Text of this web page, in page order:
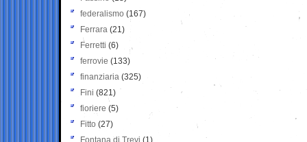
federalismo (167)
Ferrara (21)
Ferretti (6)
ferrovie (133)
finanziaria (325)
Fini (821)
fioriere (5)
Fitto (27)
Fontana di Trevi (1)